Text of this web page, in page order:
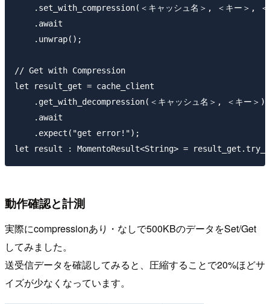
.set_with_compression(＜キャッシュ名＞, ＜キー＞,
    .await
    .unwrap();
// Get with Compression
let result_get = cache_client
    .get_with_decompression(＜キャッシュ名＞, ＜キー＞)
    .await
    .expect("get error!");
動作確認と計測
実際にcompressionあり・なしで500KBのデータをSet/Get
してみました。
送受信データを確認してみると、圧縮することで20%ほどサ
イズが少なくなっています。